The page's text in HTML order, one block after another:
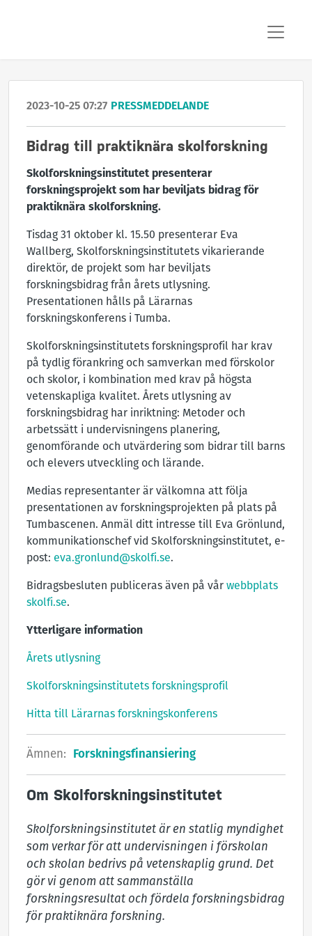
2023-10-25 07:27 PRESSMEDDELANDE
Bidrag till praktiknära skolforskning
Skolforskningsinstitutet presenterar
forskningsprojekt som har beviljats bidrag för
praktiknära skolforskning.
Tisdag 31 oktober kl. 15.50 presenterar Eva
Wallberg, Skolforskningsinstitutets vikarierande
direktör, de projekt som har beviljats
forskningsbidrag från årets utlysning.
Presentationen hålls på Lärarnas
forskningskonferens i Tumba.
Skolforskningsinstitutets forskningsprofil har krav
på tydlig förankring och samverkan med förskolor
och skolor, i kombination med krav på högsta
vetenskapliga kvalitet. Årets utlysning av
forskningsbidrag har inriktning: Metoder och
arbetssätt i undervisningens planering,
genomförande och utvärdering som bidrar till barns
och elevers utveckling och lärande.
Medias representanter är välkomna att följa
presentationen av forskningsprojekten på plats på
Tumbascenen. Anmäl ditt intresse till Eva Grönlund,
kommunikationschef vid Skolforskningsinstitutet, e-
post: eva.gronlund@skolfi.se.
Bidragsbesluten publiceras även på vår webbplats
skolfi.se.
Ytterligare information
Årets utlysning
Skolforskningsinstitutets forskningsprofil
Hitta till Lärarnas forskningskonferens
Ämnen: Forskningsfinansiering
Om Skolforskningsinstitutet
Skolforskningsinstitutet är en statlig myndighet
som verkar för att undervisningen i förskolan
och skolan bedrivs på vetenskaplig grund. Det
gör vi genom att sammanställa
forskningsresultat och fördela forskningsbidrag
för praktiknära forskning.